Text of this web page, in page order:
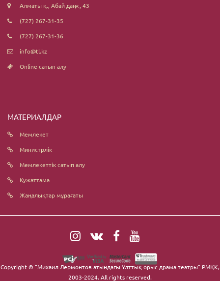
Алматы қ., Абай даңғ., 43
(727) 267-31-35
(727) 267-31-36
info@tl.kz
Online сатып алу
МАТЕРИАЛДАР
Мемлекет
Министрлік
Мемлекеттік сатып алу
Құжаттама
Жаңалықтар мұрағаты
Copyright © "Михаил Лермонтов атындағы Ұлттық орыс драма театры" РМҚК,
2003-2024. All rights reserved.